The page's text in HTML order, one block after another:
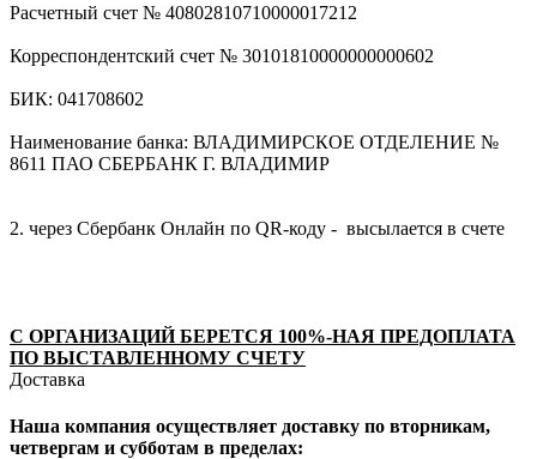
Расчетный счет № 40802810710000017212
Корреспондентский счет № 30101810000000000602
БИК: 041708602
Наименование банка: ВЛАДИМИРСКОЕ ОТДЕЛЕНИЕ №
8611 ПАО СБЕРБАНК Г. ВЛАДИМИР
2. через Сбербанк Онлайн по QR-коду - высылается в счете
С ОРГАНИЗАЦИЙ БЕРЕТСЯ 100%-НАЯ ПРЕДОПЛАТА
ПО ВЫСТАВЛЕННОМУ СЧЕТУ
Доставка
Наша компания осуществляет доставку по вторникам,
четвергам и субботам в пределах: